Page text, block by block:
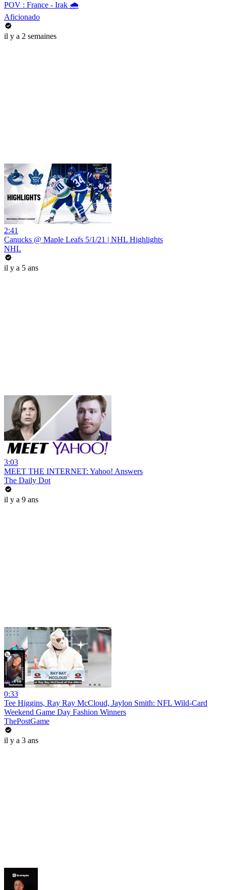
POV : France - Irak 🌧️
Aficionado
il y a 2 semaines
2:41
Canucks @ Maple Leafs 5/1/21 | NHL Highlights
NHL
il y a 5 ans
3:03
MEET THE INTERNET: Yahoo! Answers
The Daily Dot
il y a 9 ans
0:33
Tee Higgins, Ray Ray McCloud, Jaylon Smith: NFL Wild-Card
Weekend Game Day Fashion Winners
ThePostGame
il y a 3 ans